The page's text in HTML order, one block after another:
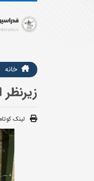
خانه
لینک